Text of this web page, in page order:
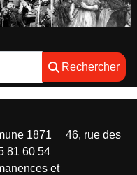
Rechercher
1871 46, rue des
81 60 54
et